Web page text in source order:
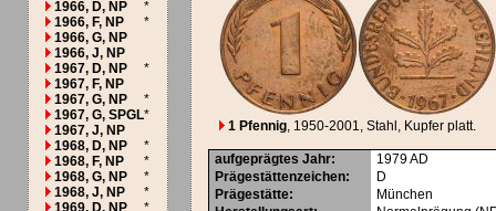
1966, D, NP
*
1966, F, NP
*
1966, G, NP
1966, J, NP
1967, D, NP
*
1967, F, NP
1967, G, NP
*
1967, G, SPGL*
1967, J, NP
1968, D, NP
*
1968, F, NP
*
1968, G, NP
*
1968, J, NP
*
1 Pfennig, 1950-2001, Stahl, Kupfer platt.
aufgeprägtes Jahr: 1979AD
Prägestättenzeichen:
D
Prägestätte:
München